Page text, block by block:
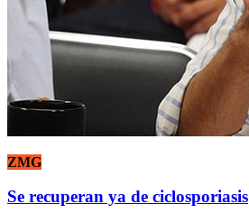
ZMG
Se recuperan ya de ciclosporiasis